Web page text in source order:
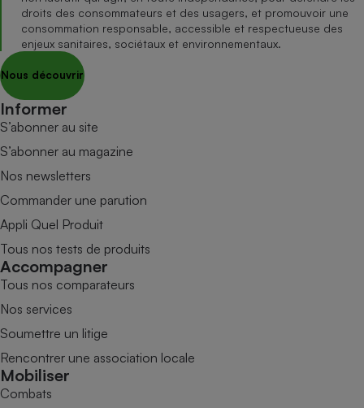
droits des consommateurs et des usagers, et promouvoir une
consommation responsable, accessible et respectueuse des
enjeux sanitaires, sociétaux et environnementaux.
Nous découvrir
Informer
S’abonner au site
S’abonner au magazine
Nos newsletters
Commander une parution
Appli Quel Produit
Tous nos tests de produits
Accompagner
Tous nos comparateurs
Nos services
Soumettre un litige
Rencontrer une association locale
Mobiliser
Combats